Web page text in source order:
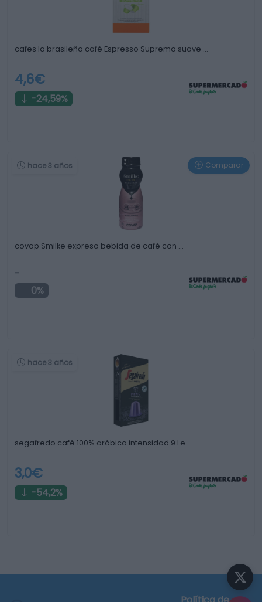
cafes la brasileña café Espresso Supremo suave …
4,6€
-24,59%
hace 3 años Comparar
covap Smilke expreso bebida de café con …
-
0%
hace 3 años
segafredo café 100% arábica intensidad 9 Le …
3,0€
-54,2%